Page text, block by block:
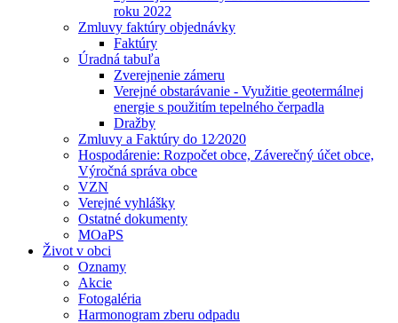
roku 2022
Zmluvy faktúry objednávky
Faktúry
Úradná tabuľa
Zverejnenie zámeru
Verejné obstarávanie - Využitie geotermálnej
energie s použitím tepelného čerpadla
Dražby
Zmluvy a Faktúry do 12⁄2020
Hospodárenie: Rozpočet obce, Záverečný účet obce,
Výročná správa obce
VZN
Verejné vyhlášky
Ostatné dokumenty
MOaPS
Život v obci
Oznamy
Akcie
Fotogaléria
Harmonogram zberu odpadu